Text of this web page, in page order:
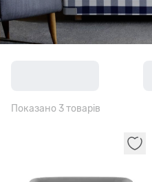
Показано 3 товарів